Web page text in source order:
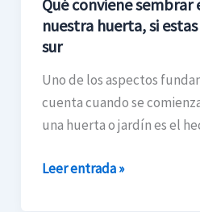
Qué conviene sembrar
nuestra huerta, si
sur
Uno de los aspectos
cuenta cuando se
una huerta o jardín es el
estas
en
el
hemisferio
sur
Leer entrada »